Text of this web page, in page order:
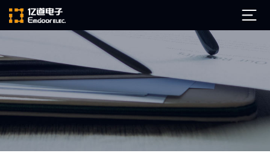
公司简介
发展历程
企业文化
ARM